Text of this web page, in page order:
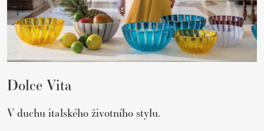
Dolce Vita
V duchu italského životního stylu.